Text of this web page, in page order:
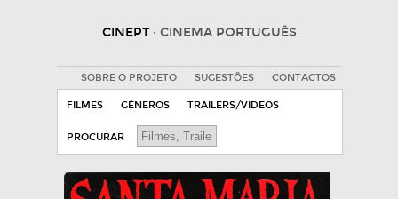
CINEPT · CINEMA PORTUGUÊS
SOBRE O PROJETO SUGESTÕES CONTACTOS
FILMES GÉNEROS TRAILERS/VIDEOS
PROCURAR